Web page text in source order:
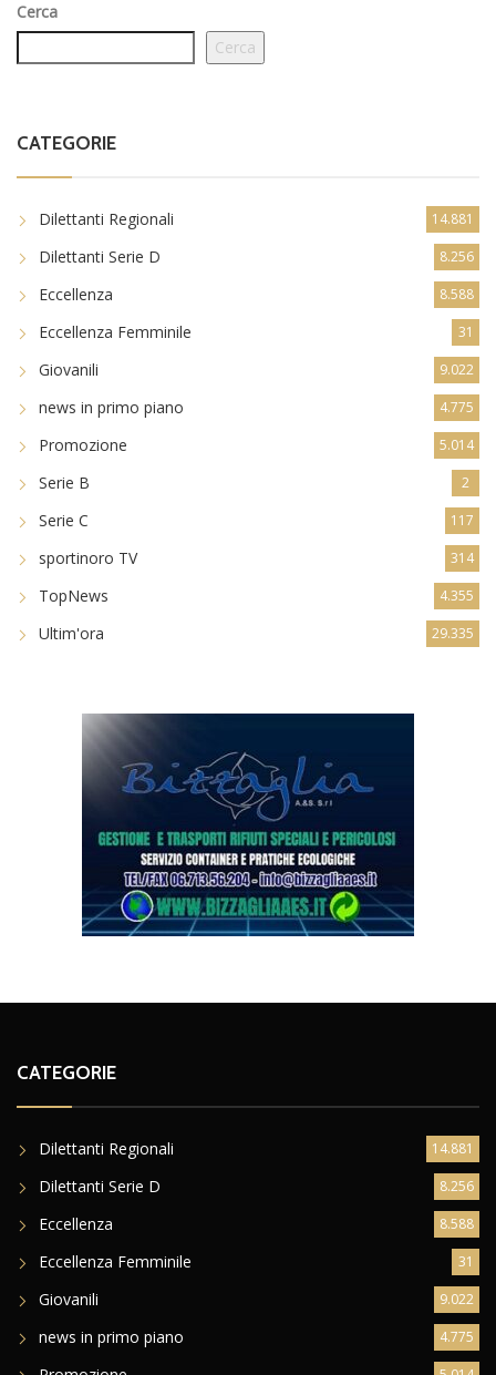
Cerca
Cerca
CATEGORIE
Dilettanti Regionali 14.881
Dilettanti Serie D 8.256
Eccellenza 8.588
Eccellenza Femminile 31
Giovanili 9.022
news in primo piano 4.775
Promozione 5.014
Serie B 2
Serie C 117
sportinoro TV 314
TopNews 4.355
Ultim'ora 29.335
CATEGORIE
Dilettanti Regionali 14.881
Dilettanti Serie D 8.256
Eccellenza 8.588
Eccellenza Femminile 31
Giovanili 9.022
news in primo piano 4.775